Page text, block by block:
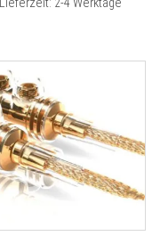
Lieferzeit: 2-4 Werktage